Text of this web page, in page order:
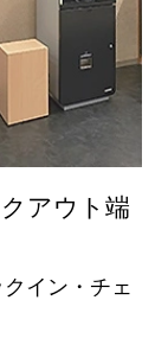
アウト端
イン・チェ